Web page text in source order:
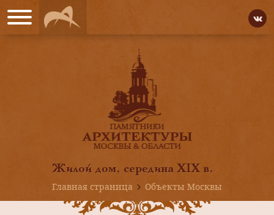
Жилой дом, середина XIX в.
Главная страница
Объекты Москвы